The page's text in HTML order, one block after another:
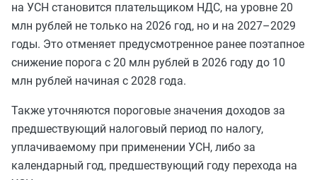
на УСН становится плательщиком НДС, на уровне 20
млн рублей не только на 2026 год, но и на 2027–2029
годы. Это отменяет предусмотренное ранее поэтапное
снижение порога с 20 млн рублей в 2026 году до 10
млн рублей начиная с 2028 года.
Также уточняются пороговые значения доходов за
предшествующий налоговый период по налогу,
уплачиваемому при применении УСН, либо за
календарный год, предшествующий году перехода на